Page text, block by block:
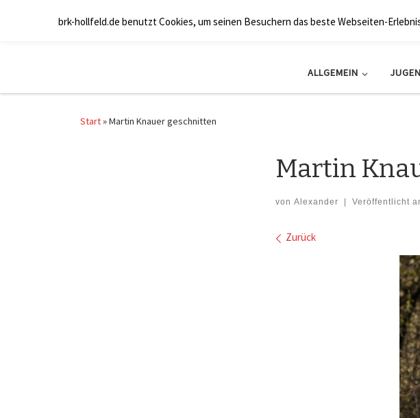
Zum Inhalt springen BRK
ALLGEMEIN
Start»Martin Knauer geschnitten
Martin
von Alexander Veröffentlicht
Bilder
Zurück
brk-hollfeld.de benutzt Cookies, um seinen Besuchern das beste Webseiten-